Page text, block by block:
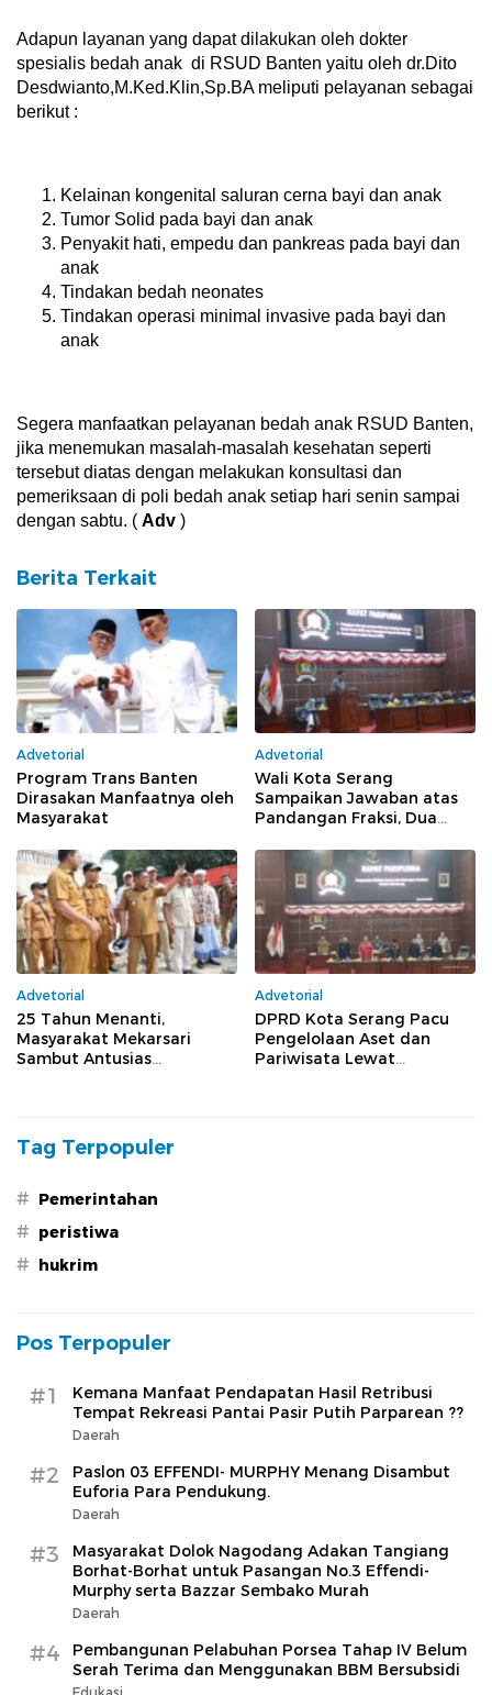
Adapun layanan yang dapat dilakukan oleh dokter
spesialis bedah anak di RSUD Banten yaitu oleh dr.Dito
Desdwianto,M.Ked.Klin,Sp.BA meliputi pelayanan sebagai
berikut :
Kelainan kongenital saluran cerna bayi dan anak
Tumor Solid pada bayi dan anak
Penyakit hati, empedu dan pankreas pada bayi dan
anak
Tindakan bedah neonates
Tindakan operasi minimal invasive pada bayi dan
anak
Segera manfaatkan pelayanan bedah anak RSUD Banten,
jika menemukan masalah-masalah kesehatan seperti
tersebut diatas dengan melakukan konsultasi dan
pemeriksaan di poli bedah anak setiap hari senin sampai
dengan sabtu. ( Adv )
Berita Terkait
Advetorial
Program Trans Banten
Dirasakan Manfaatnya oleh
Masyarakat
Advetorial
Wali Kota Serang
Sampaikan Jawaban atas
Pandangan Fraksi, Dua
Pembahasan
Advetorial
25 Tahun Menanti,
Masyarakat Mekarsari
Sambut Antusias
Advetorial
DPRD Kota Serang Pacu
Pengelolaan Aset dan
Pariwisata Lewat
Tag Terpopuler
# Pemerintahan
# peristiwa
# hukrim
Pos Terpopuler
#1
Kemana Manfaat Pendapatan Hasil Retribusi
Tempat Rekreasi Pantai Pasir Putih Parparean ??
Daerah
#2
Paslon 03 EFFENDI- MURPHY Menang Disambut
Euforia Para Pendukung.
Daerah
#3
Masyarakat Dolok Nagodang Adakan Tangiang
Borhat-Borhat untuk Pasangan No.3 Effendi-
Murphy serta Bazzar Sembako Murah
Daerah
#4
Pembangunan Pelabuhan Porsea Tahap IV Belum
Serah Terima dan Menggunakan BBM Bersubsidi